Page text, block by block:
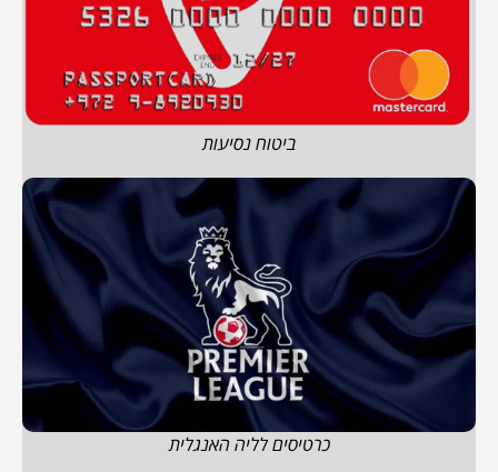
ביטוח נסיעות
כרטיסים לליה האנגלית